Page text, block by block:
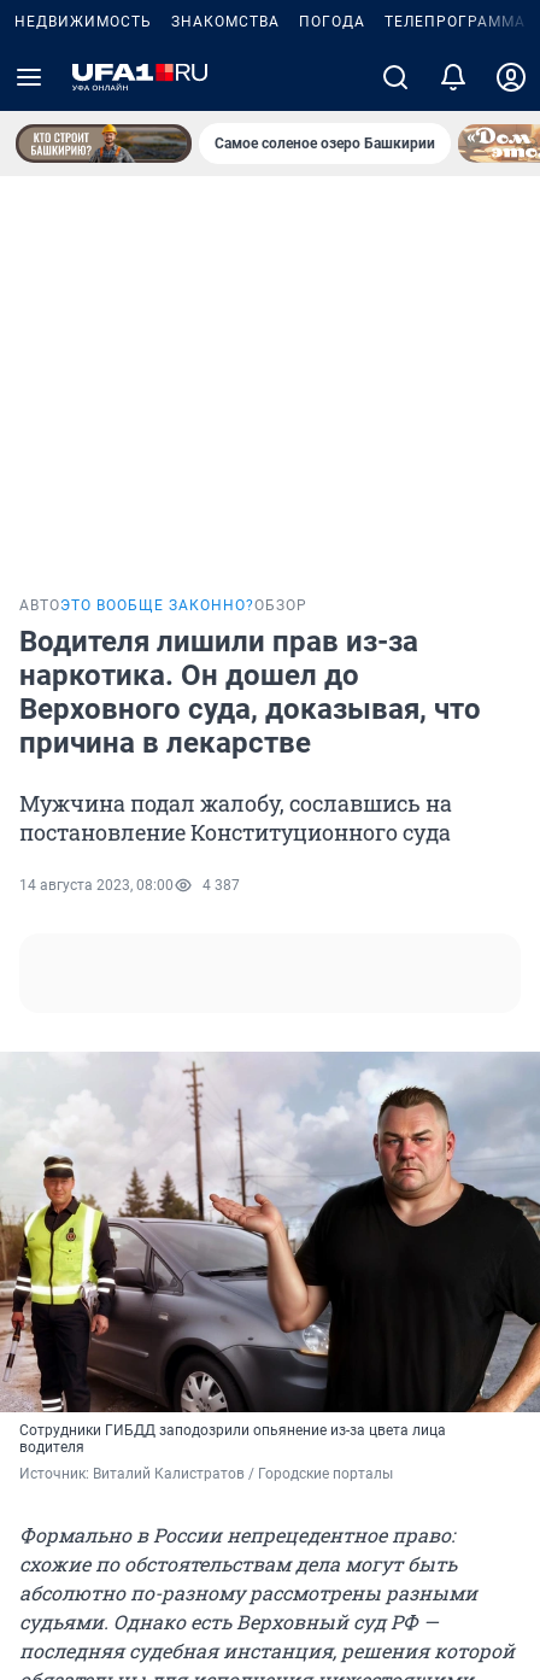
НЕДВИЖИМОСТЬ ЗНАКОМСТВА ПОГОДА ТЕЛЕПРОГРАММА
Самое соленое озеро Башкирии
АВТОЭТО ВООБЩЕ ЗАКОННО?ОБЗОР
Водителя лишили прав из-за
наркотика. Он дошел до
Верховного суда, доказывая, что
причина в лекарстве
Мужчина подал жалобу, сославшись на
постановление Конституционного суда
14 августа 2023, 08:00 4 387
Сотрудники ГИБДД заподозрили опьянение из-за цвета лица
водителя
Источник: Виталий Калистратов / Городские порталы
Формально в России непрецедентное право:
схожие по обстоятельствам дела могут быть
абсолютно по-разному рассмотрены разными
судьями. Однако есть Верховный суд РФ —
последняя судебная инстанция, решения которой